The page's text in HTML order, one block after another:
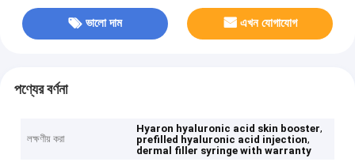
ভালো দাম এখন যোগাযোগ
পণ্যের বর্ণনা
লক্ষণীয় করা
Hyaron hyaluronic acid skin booster,
prefilled hyaluronic acid injection,
dermal filler syringe with warranty